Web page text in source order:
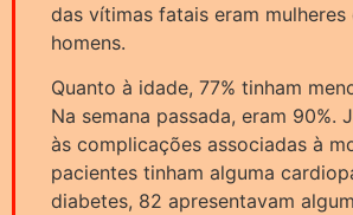
das vítimas fatais eram mulheres
homens.
Quanto à idade, 77% tinham
Na semana passada, eram 90%.
às complicações associadas à
pacientes tinham alguma
diabetes, 82 apresentavam